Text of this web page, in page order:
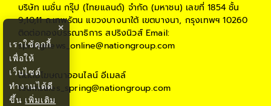
บริษัท เนชั่น กรุ๊ป (ไทยแลนด์) จำกัด (มหาชน) เลขที่ 1854 ชั้น
9,10,11 ถ.เทพรัตน แขวงบางนาใต้ เขตบางนา, กรุงเทพฯ 10260
ติดต่อกองบรรณาธิการ สปริงนิวส์Email:
springnews_online@nationgroup.com
ติดต่อโฆษณาออนไลน์ อีเมลล์
teamsales_spring@nationgroup.com
×
เราใช้คุกกี้
เพื่อให้
เว็บไซต์
ทำงานได้ดี
ขึ้น เพิ่มเติม